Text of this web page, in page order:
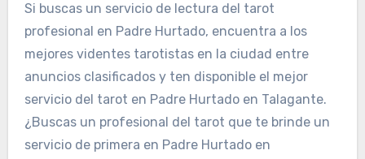
Si buscas un servicio de lectura del tarot
profesional en Padre Hurtado, encuentra a los
mejores videntes tarotistas en la ciudad entre
anuncios clasificados y ten disponible el mejor
servicio del tarot en Padre Hurtado en Talagante.
¿Buscas un profesional del tarot que te brinde un
servicio de primera en Padre Hurtado en